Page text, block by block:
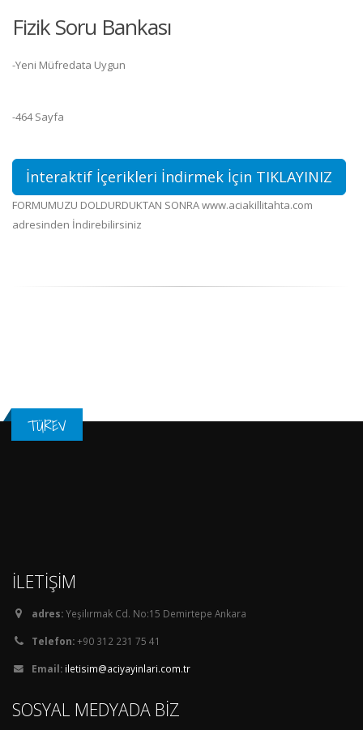
Fizik Soru Bankası
-Yeni Müfredata Uygun
-464 Sayfa
İnteraktif İçerikleri İndirmek İçin TIKLAYINIZ
FORMUMUZU DOLDURDUKTAN SONRA www.aciakillitahta.com
adresinden İndirebilirsiniz
TÜREV
İLETİŞİM
adres:Yeşilırmak Cd. No:15 Demirtepe Ankara
Telefon:+90 312 231 75 41
Email: iletisim@aciyayinlari.com.tr
SOSYAL MEDYADA BİZ